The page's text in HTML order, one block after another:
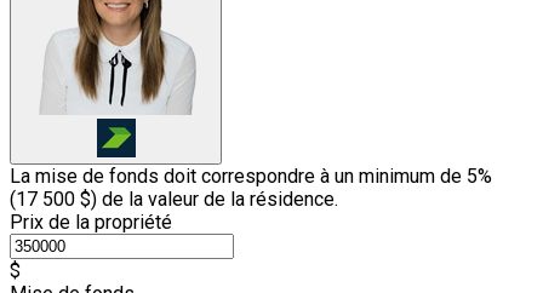
La mise de fonds doit correspondre à un minimum de 5%
(17 500 $) de la valeur de la résidence.
Prix de la propriété
$